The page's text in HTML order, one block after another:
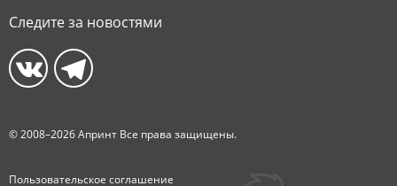
Следите за новостями
© 2008–2026 Апринт Все права защищены.
Пользовательское соглашение